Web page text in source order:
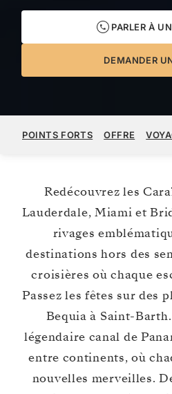
PARLER À
DEMANDER
POINTS FORTS OFFRE
Redécouvrez les
Lauderdale, Miami et
rivages
destinations hors des
croisières où chaque
Passez les fêtes sur des
Bequia à Saint-
légendaire canal de
entre continents, où
nouvelles merveilles.